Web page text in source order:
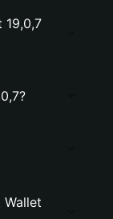
19,0,7
Wallet